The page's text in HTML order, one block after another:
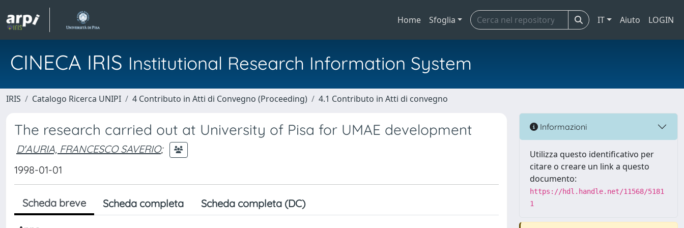
Home Sfoglia IT Aiuto LOGIN
CINECA IRIS Institutional Research Information System
IRIS Catalogo Ricerca UNIPI 4 Contributo in Atti di Convegno (Proceeding) 4.1 Contributo in Atti di convegno
The research carried out at University of Pisa for UMAE development
D'AURIA, FRANCESCO SAVERIO;
1998-01-01
Scheda breve Scheda completa Scheda completa (DC)
Informazioni
Utilizza questo identificativo per
citare o creare un link a questo
documento:
https://hdl.handle.net/11568/5181
1